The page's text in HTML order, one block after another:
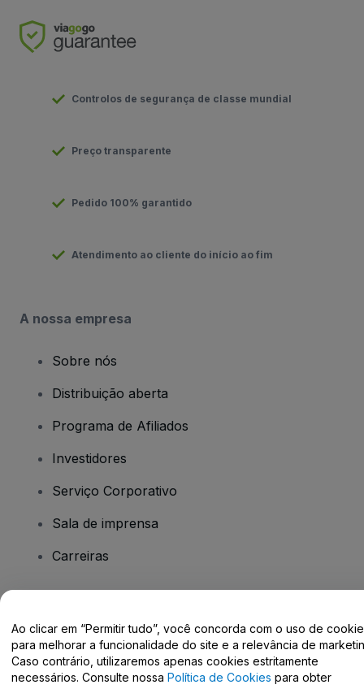
Controlos de segurança de classe mundial
Preço transparente
Pedido 100% garantido
Atendimento ao cliente do início ao fim
A nossa empresa
Sobre nós
Distribuição aberta
Programa de Afiliados
Investidores
Serviço Corporativo
Sala de imprensa
Carreiras
Centro de Ajuda / Fale Conosco
Ao clicar em “Permitir tudo”, você concorda com o uso de
para melhorar a funcionalidade do site e a relevância de
Caso contrário, utilizaremos apenas cookies estritamente
necessários. Consulte nossa Política de Cookies para obter